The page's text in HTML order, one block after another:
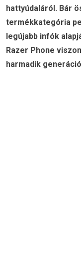
hattyúdaláról. Bár
termékkategória
legújabb infók
Razer Phone
harmadik